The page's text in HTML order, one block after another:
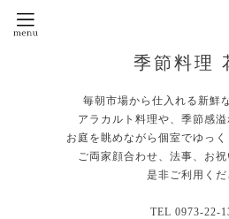
季節料理
毎朝市場から仕入れる新鮮
アラカルト料理や、季節感溢
お庭を眺めながら個室でゆっ
ご両家顔合わせ、法事、お
是非ご利用くだ
TEL 0973-22-